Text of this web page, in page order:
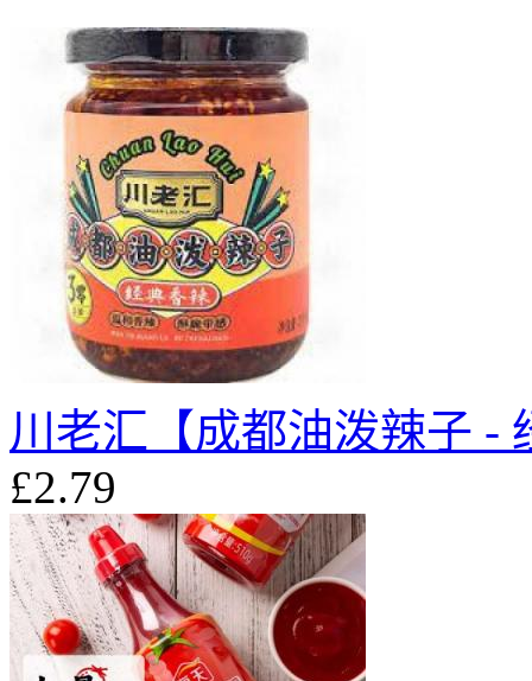
川老汇【成都油泼辣子 -
£2.79